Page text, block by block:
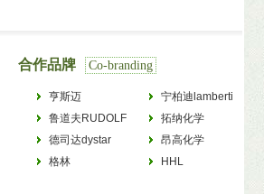
合作品牌 Co-branding
亨斯迈
HUNTSMAN
宁柏迪lamberti
鲁道夫RUDOLF
拓纳化学
tanatexchemicals
德司达dystar
昂高化学
archroma
格林 HHL